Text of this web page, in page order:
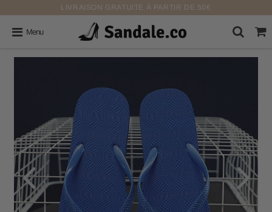
LIVRAISON GRATUITE À PARTIR DE 50€
Menu